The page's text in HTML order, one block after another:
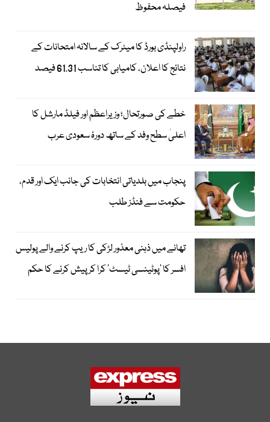
فیصلہ محفوظ
راولپنڈی بورڈ کا میٹرک کے سالانہ امتحانات کے
نتائج کا اعلان، کامیابی کا تناسب 61.31 فیصد
خطے کی صورتحال؛ وزیراعظم اور فیلڈ مارشل کا
اعلیٰ سطح وفد کے ساتھ دورۂ سعودی عرب
پنجاب میں بلدیاتی انتخابات کی جانب ایک اور قدم،
حکومت سے فنڈز طلب
تھانے میں ذہنی معذور لڑکی کا ریپ کرنے والے پولیس
افسر کا ’پوٹینسی ٹیسٹ‘ کرا کر پیش کرنے کا حکم